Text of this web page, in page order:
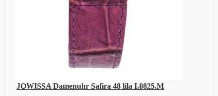
JOWISSA Damenuhr Safira 48 lila I.0825.M